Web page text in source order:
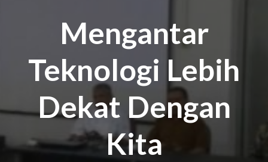
Mengantar
Teknologi Lebih
Dekat Dengan
Kita